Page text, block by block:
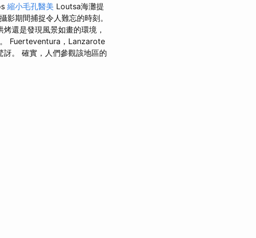
縮小毛孔醫美 Loutsa海灘提
期間捕捉令人難忘的時刻。
還是發現風景如畫的環境，
Fuerteventura，Lanzarote
。 確實，人們參觀該地區的